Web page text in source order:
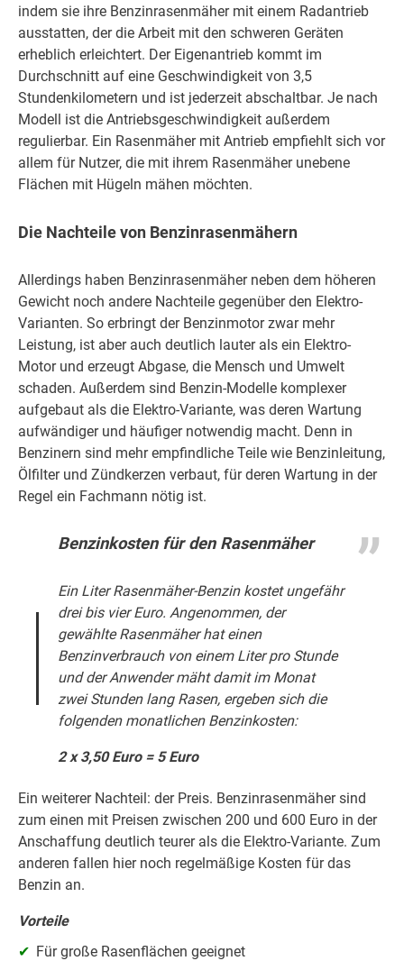
indem sie ihre Benzinrasenmäher mit einem Radantrieb
ausstatten, der die Arbeit mit den schweren Geräten
erheblich erleichtert. Der Eigenantrieb kommt im
Durchschnitt auf eine Geschwindigkeit von 3,5
Stundenkilometern und ist jederzeit abschaltbar. Je nach
Modell ist die Antriebsgeschwindigkeit außerdem
regulierbar. Ein Rasenmäher mit Antrieb empfiehlt sich vor
allem für Nutzer, die mit ihrem Rasenmäher unebene
Flächen mit Hügeln mähen möchten.
Die Nachteile von Benzinrasenmähern
Allerdings haben Benzinrasenmäher neben dem höheren
Gewicht noch andere Nachteile gegenüber den Elektro-
Varianten. So erbringt der Benzinmotor zwar mehr
Leistung, ist aber auch deutlich lauter als ein Elektro-
Motor und erzeugt Abgase, die Mensch und Umwelt
schaden. Außerdem sind Benzin-Modelle komplexer
aufgebaut als die Elektro-Variante, was deren Wartung
aufwändiger und häufiger notwendig macht. Denn in
Benzinern sind mehr empfindliche Teile wie Benzinleitung,
Ölfilter und Zündkerzen verbaut, für deren Wartung in der
Regel ein Fachmann nötig ist.
Benzinkosten für den Rasenmäher
Ein Liter Rasenmäher-Benzin kostet ungefähr
drei bis vier Euro. Angenommen, der
gewählte Rasenmäher hat einen
Benzinverbrauch von einem Liter pro Stunde
und der Anwender mäht damit im Monat
zwei Stunden lang Rasen, ergeben sich die
folgenden monatlichen Benzinkosten:
2 x 3,50 Euro = 5 Euro
Ein weiterer Nachteil: der Preis. Benzinrasenmäher sind
zum einen mit Preisen zwischen 200 und 600 Euro in der
Anschaffung deutlich teurer als die Elektro-Variante. Zum
anderen fallen hier noch regelmäßige Kosten für das
Benzin an.
Vorteile
Für große Rasenflächen geeignet